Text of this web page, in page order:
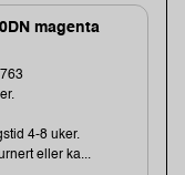
magenta
4-8 uker.
eller ka...